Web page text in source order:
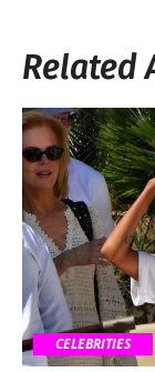
Related
CELEBRITIES